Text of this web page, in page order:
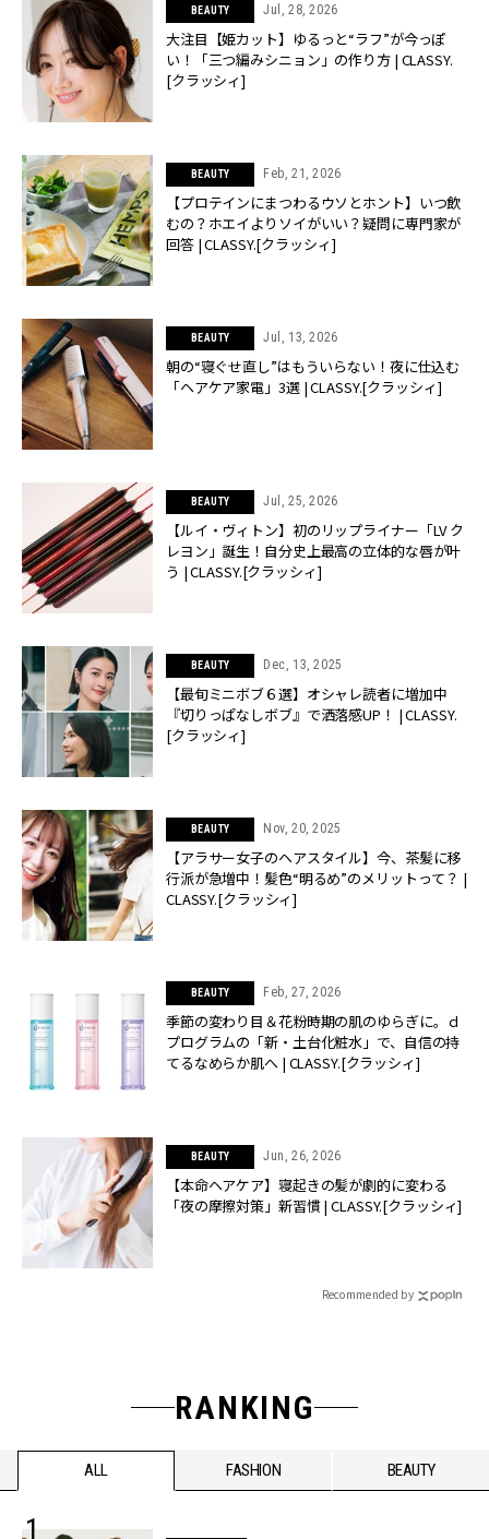
BEAUTY Jul, 28, 2026
大注目【姫カット】ゆるっと“ラフ”が今っぽ
い！「三つ編みシニョン」の作り方 | CLASSY.
[クラッシィ]
BEAUTY Feb, 21, 2026
【プロテインにまつわるウソとホント】いつ飲
むの？ホエイよりソイがいい？疑問に専門家が
回答 | CLASSY.[クラッシィ]
BEAUTY Jul, 13, 2026
朝の“寝ぐせ直し”はもういらない！夜に仕込む
「ヘアケア家電」3選 | CLASSY.[クラッシィ]
BEAUTY Jul, 25, 2026
【ルイ・ヴィトン】初のリップライナー「LV ク
レヨン」誕生！自分史上最高の立体的な唇が叶
う | CLASSY.[クラッシィ]
BEAUTY Dec, 13, 2025
【最旬ミニボブ６選】オシャレ読者に増加中
『切りっぱなしボブ』で洒落感UP！ | CLASSY.
[クラッシィ]
BEAUTY Nov, 20, 2025
【アラサー女子のヘアスタイル】今、茶髪に移
行派が急増中！髪色“明るめ”のメリットって？ |
CLASSY.[クラッシィ]
BEAUTY Feb, 27, 2026
季節の変わり目＆花粉時期の肌のゆらぎに。ｄ
プログラムの「新・土台化粧水」で、自信の持
てるなめらか肌へ | CLASSY.[クラッシィ]
BEAUTY Jun, 26, 2026
【本命ヘアケア】寝起きの髪が劇的に変わる
「夜の摩擦対策」新習慣 | CLASSY.[クラッシィ]
Recommended by
RANKING
ALL FASHION BEAUTY